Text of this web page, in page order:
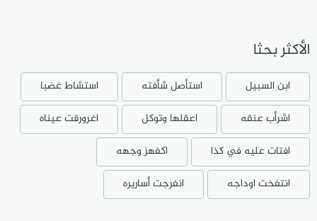
الأكثر بحثا
ابن السبيل استأصل شأفته
استشاط غضبا
اشرأب عنقه
اعقلها وتوكل
اغرورقت عيناه
افتات عليه في كذا
اكفهز وجهه
انتفخت اوداجه
انفرجت أساريره